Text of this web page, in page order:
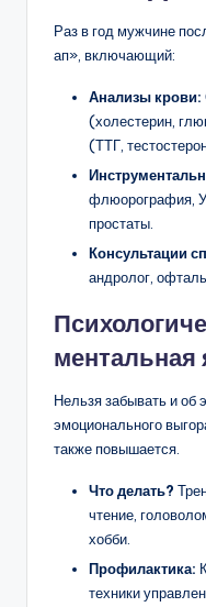
Раз в год мужчине
ап», включающий:
Анализы крови:
(холестерин,
(ТТГ,
флюорография,
простаты.
Консультации
андролог,
ментальная
Нельзя забывать и об
эмоционального
также повышается.
Что делать?
чтение,
хобби.
Профилактика:
техники